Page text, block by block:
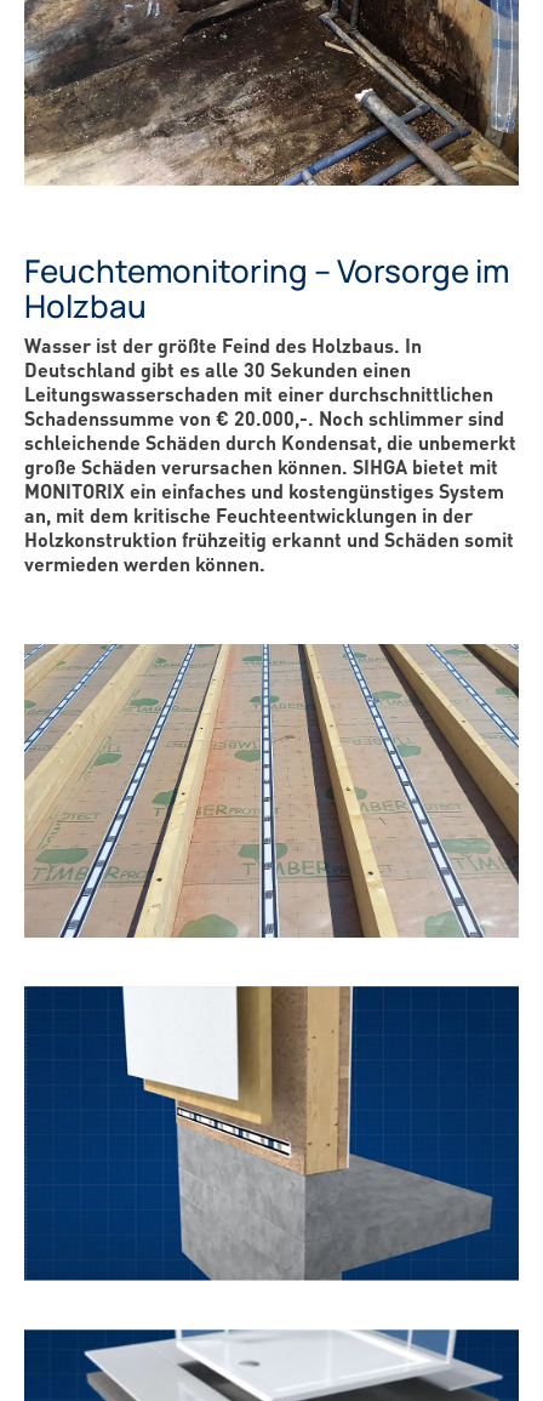
Feuchtemonitoring – Vorsorge im
Holzbau
Wasser ist der größte Feind des Holzbaus. In
Deutschland gibt es alle 30 Sekunden einen
Leitungswasserschaden mit einer durchschnittlichen
Schadenssumme von € 20.000,-. Noch schlimmer sind
schleichende Schäden durch Kondensat, die unbemerkt
große Schäden verursachen können. SIHGA bietet mit
MONITORIX ein einfaches und kostengünstiges System
an, mit dem kritische Feuchteentwicklungen in der
Holzkonstruktion frühzeitig erkannt und Schäden somit
vermieden werden können.